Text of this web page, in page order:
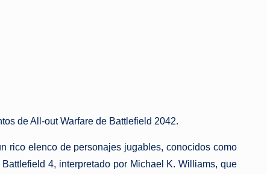
de All-out Warfare de Battlefield 2042.
rico elenco de personajes jugables, conocidos como
4, interpretado por Michael K. Williams, que